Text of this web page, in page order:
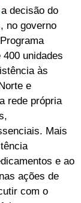
a decisão do
no governo
unidades
às
e
rede própria
Mais
e ao
ações de
com o